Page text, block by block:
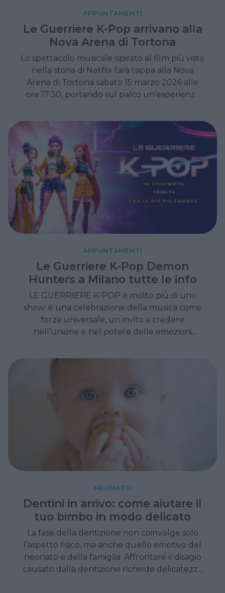
APPUNTAMENTI
Le Guerriere K-Pop arrivano alla
Nova Arena di Tortona
Lo spettacolo musicale ispirato al film più visto
nella storia di Netflix farà tappa alla Nova
Arena di Tortona sabato 15 marzo 2026 alle
ore 17:30, portando sul palco un’esperienza
narrazione epica, adatta a spettatori di tutte
le età.
APPUNTAMENTI
Le Guerriere K-Pop Demon
Hunters a Milano tutte le info
LE GUERRIERE K-POP è molto più di uno
show: è una celebrazione della musica come
forza universale, un invito a credere
nell’unione e nel potere delle emozioni
conquistare famiglie, giovani e appassionati di
NEONATO
Dentini in arrivo: come aiutare il
tuo bimbo in modo delicato
La fase della dentizione non coinvolge solo
l’aspetto fisico, ma anche quello emotivo del
neonato e della famiglia. Affrontare il disagio
causato dalla dentizione richiede delicatezza